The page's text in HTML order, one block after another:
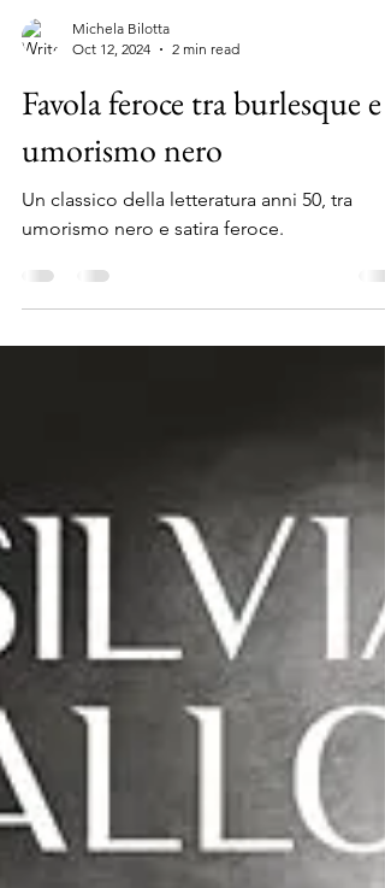
Oct 12, 2024
2 min read
Favola feroce tra burlesque e
umorismo nero
umorismo nero e satira feroce.